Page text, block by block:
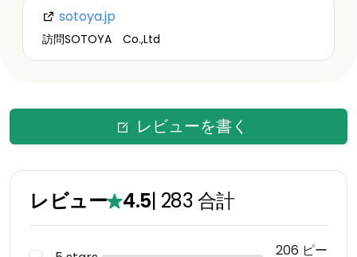
sotoya.jp
訪問SOTOYA Co.,Ltd
レビューを書く
レビュー 4.5| 283合計
206 ピー